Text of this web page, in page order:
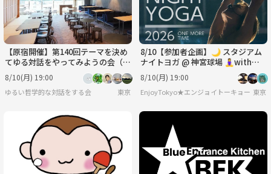
【原宿開催】第140回テーマを決め
てゆる対話をやってみようの会（人
は環境で変われるのか？）
8/10(月) 19:00
ゆるい哲学的な対話をする会 東京
8/10【参加者企画】🌙 スタジアム
ナイトヨガ @ 神宮球場 🧘‍♀️with鈴
木一平
8/10(月) 19:00
EnjoyTokyo★エンジョイトーキョー 〜
東京